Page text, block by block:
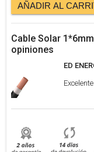
AÑADIR AL
Cable Solar
opiniones
ED